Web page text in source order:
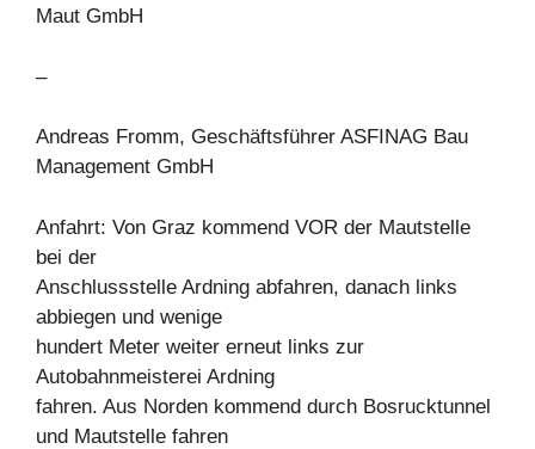
Maut GmbH
–
Andreas Fromm, Geschäftsführer ASFINAG Bau
Management GmbH
Anfahrt: Von Graz kommend VOR der Mautstelle
bei der
Anschlussstelle Ardning abfahren, danach links
abbiegen und wenige
hundert Meter weiter erneut links zur
Autobahnmeisterei Ardning
fahren. Aus Norden kommend durch Bosrucktunnel
und Mautstelle fahren